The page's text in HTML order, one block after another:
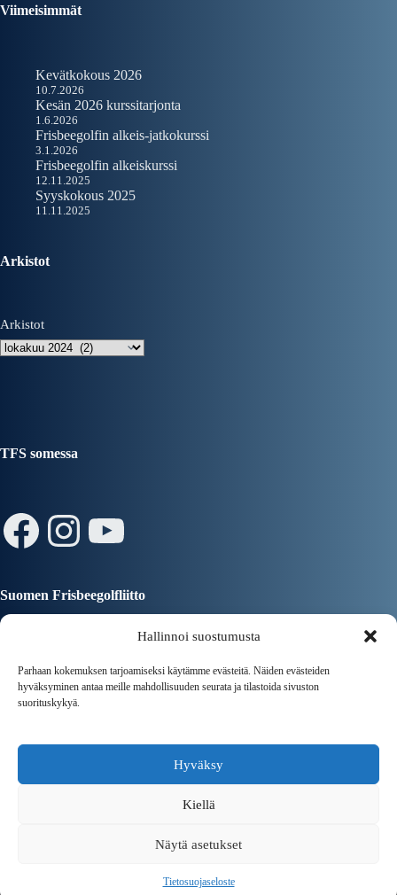
Hallinnoi suostumusta
Parhaan kokemuksen tarjoamiseksi käytämme evästeitä. Näiden evästeiden
hyväksyminen antaa meille mahdollisuuden seurata ja tilastoida sivuston
suorituskykyä.
Hyväksy
Kiellä
Näytä asetukset
Tietosuojaseloste
Viimeisimmät
Kevätkokous 2026
10.7.2026
Kesän 2026 kurssitarjonta
1.6.2026
Frisbeegolfin alkeis-jatkokurssi
3.1.2026
Frisbeegolfin alkeiskurssi
12.11.2025
Syyskokous 2025
11.11.2025
Arkistot
Arkistot
TFS somessa
Facebook
Instagram
YouTube
Suomen Frisbeegolfliitto
Tampereen Kaupunki
Copyright © 2026 Tampereen Frisbeeseura ry | Powered by